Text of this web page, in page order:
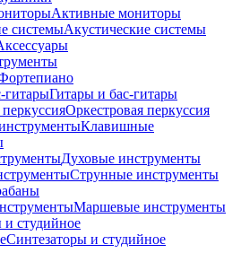
Активные мониторы
системыАкустические системы
гитарыГитары и бас-гитары
Оркестровая перкуссия
Клавишные
Духовые инструменты
Струнные инструменты
Маршевые инструменты
и студийное
Синтезаторы и студийное